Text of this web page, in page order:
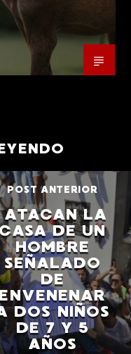
POST ANTERIOR
ATACAN LA
DE UN
HOMBRE
SEÑALADO
DE
DOS NIÑOS
DE 7 Y 5
AÑOS